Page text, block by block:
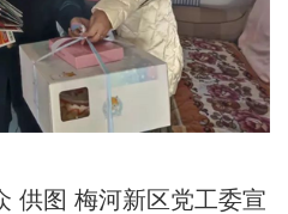
供图 梅河新区党工委宣